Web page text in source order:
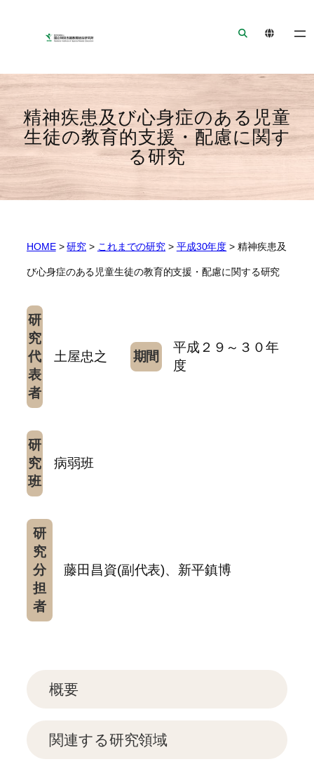
シ
ジ
ャ
ン
へ
ジ
へ
プ
精神疾患及び心身症のある児童
生徒の教育的支援・配慮に関す
る研究
HOME>研究 > これまでの研究 > 平成30年度 > 精神疾患及
び心身症のある児童生徒の教育的支援・配慮に関する研究
研
究
代
表
者
土屋忠之 期間
平成２９～３０年
度
研
究
班
病弱班
研
究
分
担
者
藤田昌資(副代表)、新平鎮博
概要
関連する研究領域